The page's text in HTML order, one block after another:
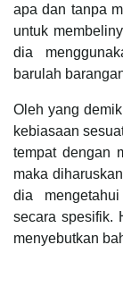
apa dan tanpa
untuk
dia
barulah
Oleh yang
kebiasaan
tempat dengan
maka
dia
secara spesifik.
menyebutkan